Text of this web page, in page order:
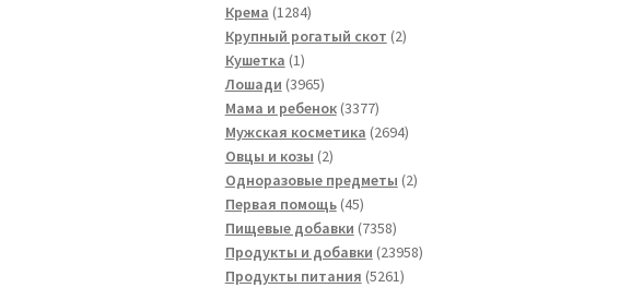
Крема 12841284
товара
Крупный рогатый скот 22
Кушетка 11
товар
Лошади 39653965
товаров
Мама и ребенок 33773377
товаров
Мужская косметика 26942694
Овцы и козы 22
товара
Одноразовые предметы 22
Первая помощь 4545
товаров
Пищевые добавки 73587358
товаров
Продукты и добавки 2395823958
Продукты питания 52615261